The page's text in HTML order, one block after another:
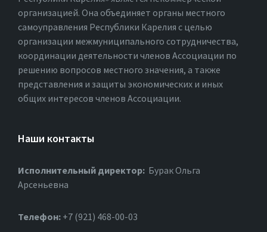
организацией. Она объединяет органы местного
самоуправления Республики Карелия с целью
организации межмуниципального сотрудничества,
координации деятельности членов Ассоциации по
решению вопросов местного значения, а также
представления и защиты экономических и иных
общих интересов членов Ассоциации.
Наши контакты
Исполнительный директор: Бурак Ольга
Арсеньевна
Телефон: +7 (921) 468-00-03